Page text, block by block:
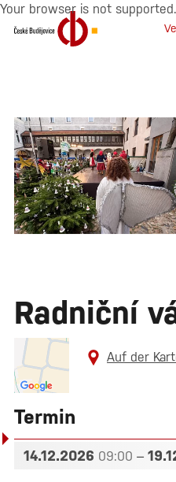
Your browser is not supported.
Radniční
Auf der
Termin
14.12.2026 09:00 –